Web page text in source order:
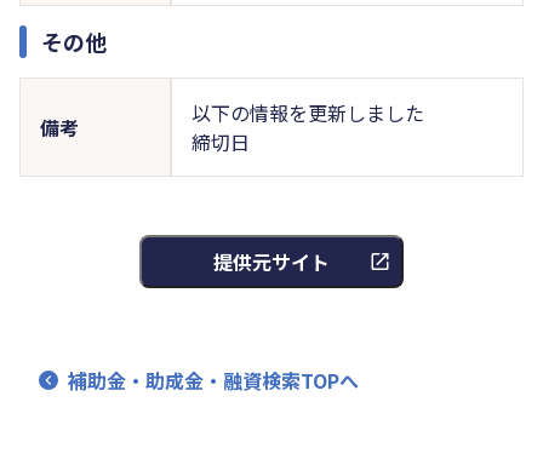
その他
備考
以下の情報を更新しました
締切日
提供元サイト
補助金・助成金・融資検索TOPへ